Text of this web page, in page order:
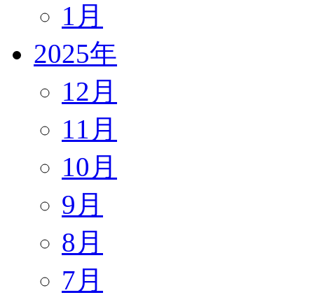
1月
2025年
12月
11月
10月
9月
8月
7月